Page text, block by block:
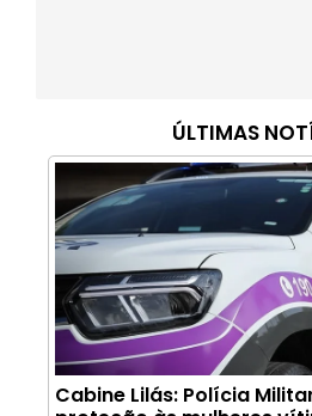
ÚLTIMAS
Cabine Lilás: Polícia